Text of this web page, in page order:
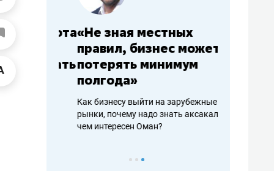
работа «Не зная местных
правил, бизнес может
потерять минимум
полгода»
Как бизнесу выйти на зарубежные
рынки, почему надо знать аксакалов и
чем интересен Оман?